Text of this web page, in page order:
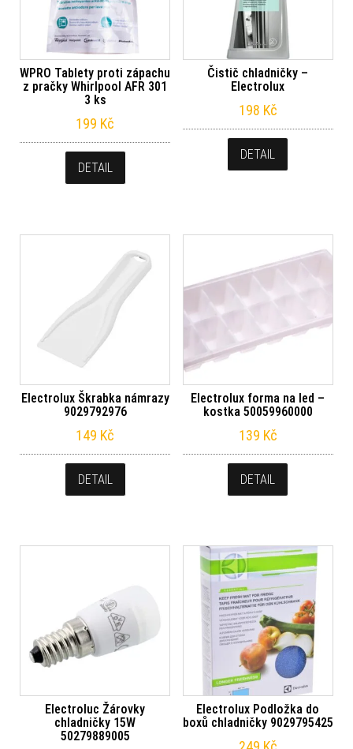
WPRO Tablety proti zápachu
z pračky Whirlpool AFR 301
3 ks
199 Kč
DETAIL
Čistič chladničky –
Electrolux
198 Kč
DETAIL
Electrolux Škrabka námrazy
9029792976
149 Kč
DETAIL
Electrolux forma na led –
kostka 50059960000
139 Kč
DETAIL
Electroluc Žárovky
chladničky 15W
50279889005
Electrolux Podložka do
boxů chladničky 9029795425